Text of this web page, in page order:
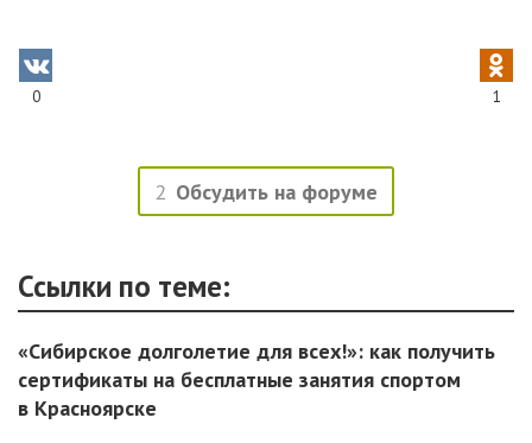
0 1
2 Обсудить на форуме
Ссылки по теме:
«Сибирское долголетие для всех!»: как получить
сертификаты на бесплатные занятия спортом
в Красноярске